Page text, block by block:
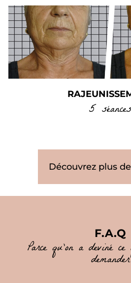
5 séances
Découvrez plus
F.A.Q
Parce qu'on a deviné
demander